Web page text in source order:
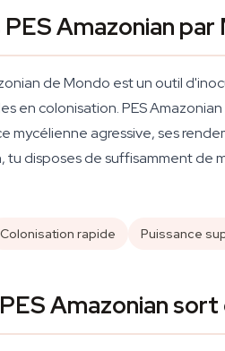
Amazonian par
de Mondo est un outil
en colonisation. PES
mycélienne agressive, ses
tu disposes de suffisamment
Colonisation rapide Puissance
Amazonian